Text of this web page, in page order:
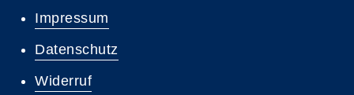
Impressum
Datenschutz
Widerruf